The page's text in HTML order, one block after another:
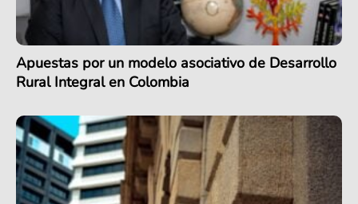
Apuestas por un modelo asociativo de Desarrollo
Rural Integral en Colombia